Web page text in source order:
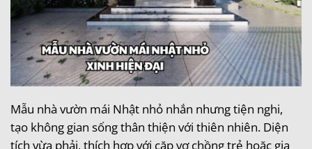
Mẫu nhà vườn mái Nhật nhỏ nhắn nhưng tiện nghi,
tạo không gian sống thân thiện với thiên nhiên. Diện
tích vừa phải, thích hợp với cặp vợ chồng trẻ hoặc gia